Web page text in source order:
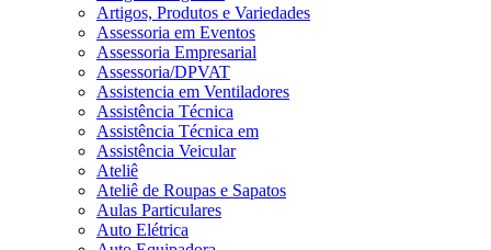
Artigos, Produtos e Variedades
Assessoria em Eventos
Assessoria Empresarial
Assessoria/DPVAT
Assistencia em Ventiladores
Assistência Técnica
Assistência Técnica em
Assistência Veicular
Ateliê
Ateliê de Roupas e Sapatos
Aulas Particulares
Auto Elétrica